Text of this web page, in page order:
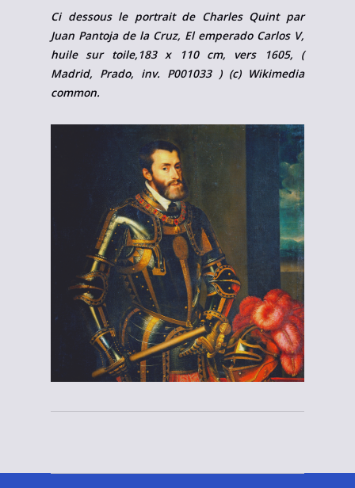
Ci dessous le portrait de Charles Quint par
Juan Pantoja de la Cruz, El emperado Carlos V,
huile sur toile,183 x 110 cm, vers 1605, (
Madrid, Prado, inv. P001033 ) (c) Wikimedia
common.